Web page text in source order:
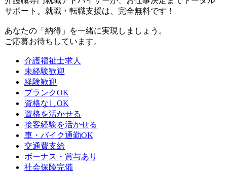
サポート。就職・転職支援は、完全無料です！
あなたの「納得」を一緒に実現しましょう。
ご応募お待ちしています。
介護福祉士求人
未経験歓迎
経験歓迎
ブランクOK
資格なしOK
資格を活かせる
接客経験を活かせる
車・バイク通勤OK
交通費支給
ボーナス・賞与あり
社会保険完備